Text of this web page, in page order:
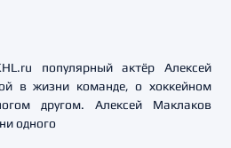
популярный актёр Алексей
в жизни команде, о хоккейном
другом. Алексей Маклаков
одного